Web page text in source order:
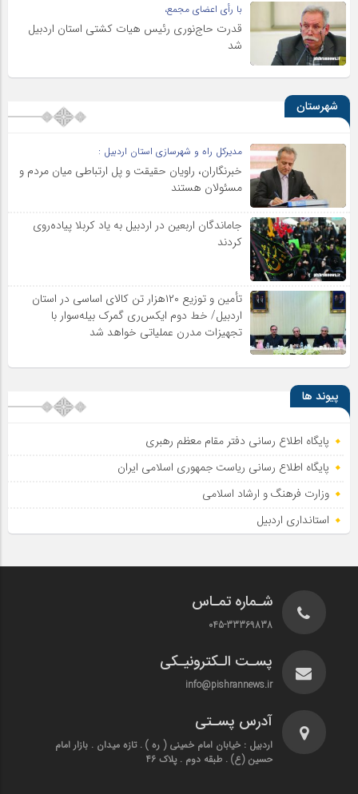
با رأی اعضای مجمع،
قدرت حاج‌نوری رئیس هیات کشتی استان اردبیل
شد
شهرستان
مدیرکل راه و شهرسازی استان اردبیل :
خبرنگاران، راویان حقیقت و پل ارتباطی میان مردم و
مسئولان هستند
جاماندگان اربعین در اردبیل به یاد کربلا پیاده‌روی
کردند
تأمین و توزیع ۱۲۰هزار تن کالای اساسی در استان
اردبیل/ خط دوم ایکس‌ری گمرک بیله‌سوار با
تجهیزات مدرن عملیاتی خواهد شد
پیوند ها
پایگاه اطلاع رسانی دفتر مقام معظم رهبری
پایگاه اطلاع‌ رسانی ریاست‌ جمهوری اسلامی ایران
وزارت فرهنگ و ارشاد اسلامی
استانداری اردبیل
شـماره تمـاس
045-33369838
پسـت الـکترونیـکی
info@pishrannews.ir
آدرس پسـتی
اردبیل : خیابان امام خمینی ( ره ) . تازه میدان . بازار امام
حسین (ع) . طبقه دوم . پلاک 46